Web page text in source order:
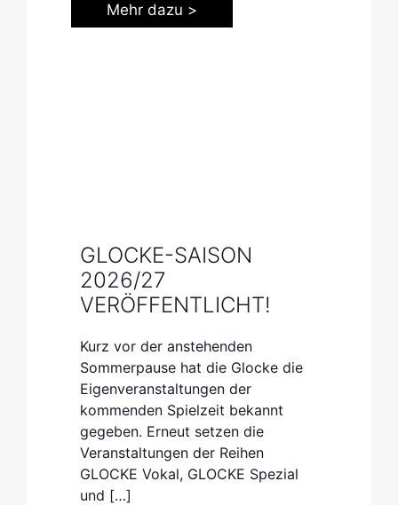
© Gregor Hohenberg / Sony Music (Jonas Kaufmann)
Mehr dazu >
GLOCKE-SAISON
2026/27
VERÖFFENTLICHT!
Kurz vor der anstehenden
Sommerpause hat die Glocke die
Eigenveranstaltungen der
kommenden Spielzeit bekannt
gegeben. Erneut setzen die
Veranstaltungen der Reihen
GLOCKE Vokal, GLOCKE Spezial
und […]